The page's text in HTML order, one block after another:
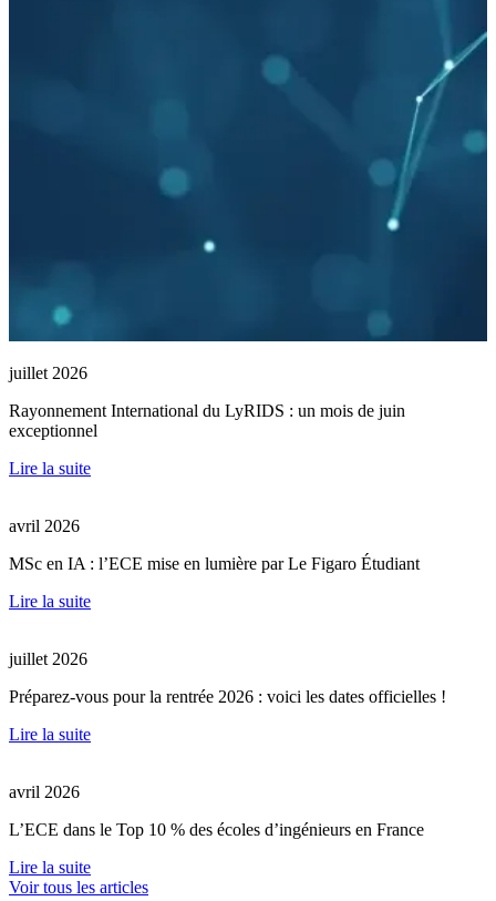
juillet 2026
Rayonnement International du LyRIDS : un mois de juin
exceptionnel
Lire la suite
avril 2026
MSc en IA : l’ECE mise en lumière par Le Figaro Étudiant
Lire la suite
juillet 2026
Préparez-vous pour la rentrée 2026 : voici les dates officielles !
Lire la suite
avril 2026
L’ECE dans le Top 10 % des écoles d’ingénieurs en France
Lire la suite
Voir tous les articles